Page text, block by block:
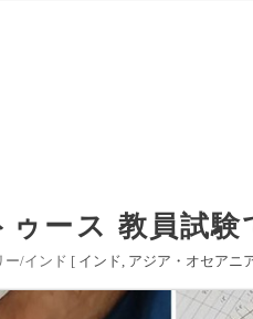
ゥース 教員試
ー/インド [ インド アジア・オセアニ